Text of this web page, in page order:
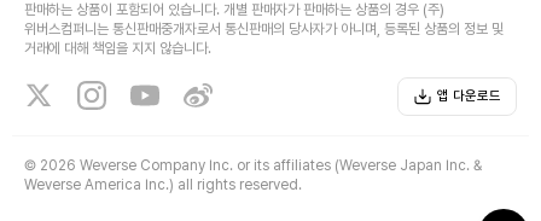
판매하는 상품이 포함되어 있습니다. 개별 판매자가 판매하는 상품의 경우 (주)
위버스컴퍼니는 통신판매중개자로서 통신판매의 당사자가 아니며, 등록된 상품의 정보 및
거래에 대해 책임을 지지 않습니다.
앱 다운로드
© 2026 Weverse Company Inc. or its affiliates (Weverse Japan Inc. &
Weverse America Inc.) all rights reserved.